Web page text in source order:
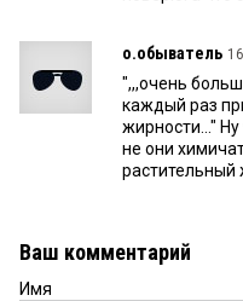
о.обыватель
",,,очень
каждый раз
жирности..." Ну
не они
растительный
Ваш комментарий
Имя